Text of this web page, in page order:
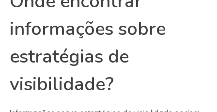
informações sobre
estratégias de
visibilidade?